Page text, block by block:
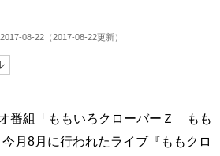
2017-08-22 （2017-08-22更新）
番組「ももいろクローバーＺ もも
月8月に行われたライブ『ももクロ